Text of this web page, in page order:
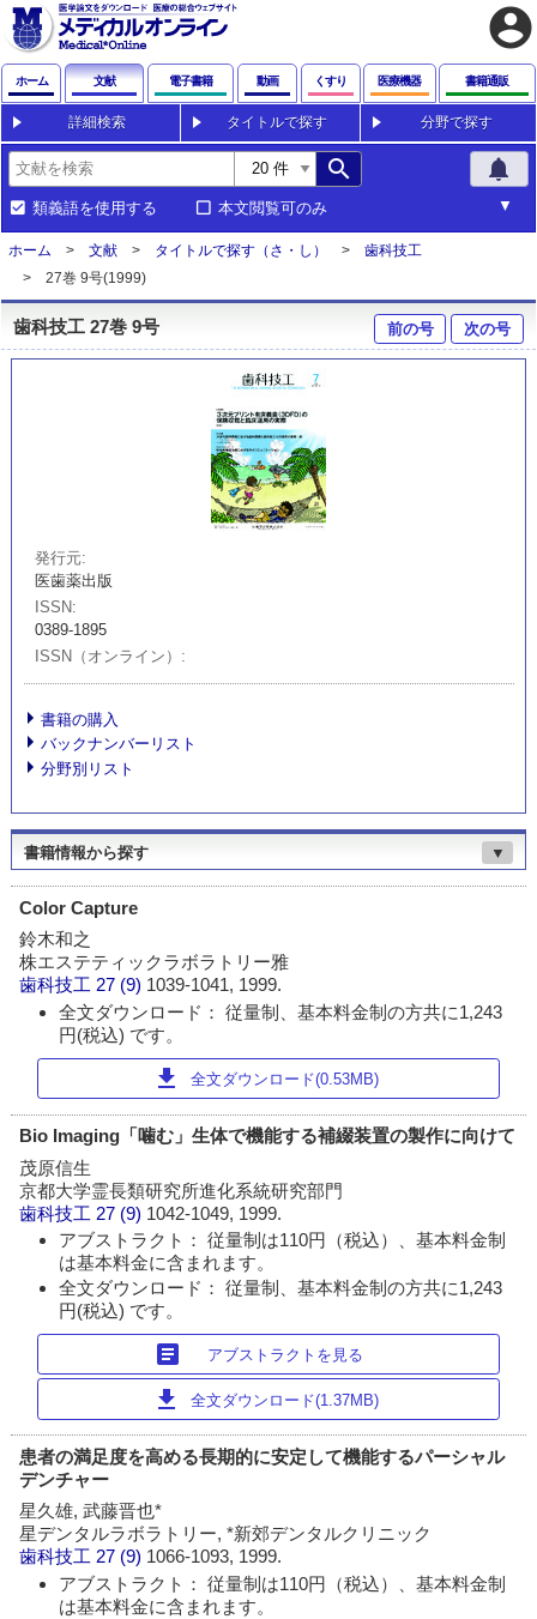
account_circle
ホーム 文献 電子書籍 動画 くすり 医療機器 書籍通販
詳細検索 タイトルで探す 分野で探す
search notifications
類義語を使用する 本文閲覧可のみ
ホーム 文献 タイトルで探す（さ・し）
歯科技工
27巻 9号(1999)
歯科技工 27巻 9号 前の号 次の号
発行元
医歯薬出版
ISSN
0389-1895
ISSN（オンライン）
書籍の購入
バックナンバーリスト
分野別リスト
書籍情報から探す ▼
Color Capture
鈴木和之
株エステティックラボラトリー雅
歯科技工 27 (9) 1039-1041, 1999.
全文ダウンロード： 従量制、基本料金制の方共に1,243
円(税込) です。
download 全文ダウンロード(0.53MB)
Bio Imaging「噛む」生体で機能する補綴装置の製作に向けて
茂原信生
京都大学霊長類研究所進化系統研究部門
歯科技工 27 (9) 1042-1049, 1999.
アブストラクト： 従量制は110円（税込）、基本料金制
は基本料金に含まれます。
全文ダウンロード： 従量制、基本料金制の方共に1,243
円(税込) です。
article アブストラクトを見る
download 全文ダウンロード(1.37MB)
患者の満足度を高める長期的に安定して機能するパーシャル
デンチャー
星久雄, 武藤晋也*
星デンタルラボラトリー, *新郊デンタルクリニック
歯科技工 27 (9) 1066-1093, 1999.
アブストラクト： 従量制は110円（税込）、基本料金制
は基本料金に含まれます。